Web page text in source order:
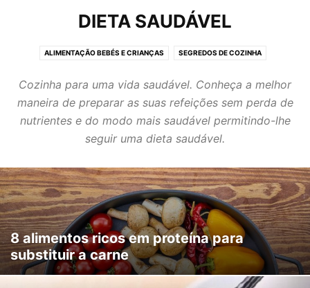
DIETA SAUDÁVEL
ALIMENTAÇÃO BEBÉS E CRIANÇAS SEGREDOS DE COZINHA
Cozinha para uma vida saudável. Conheça a melhor
maneira de preparar as suas refeições sem perda de
nutrientes e do modo mais saudável permitindo-lhe
seguir uma dieta saudável.
8 alimentos ricos em proteína para
substituir a carne